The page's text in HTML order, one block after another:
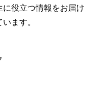
に役立つ情報をお届け
ます。